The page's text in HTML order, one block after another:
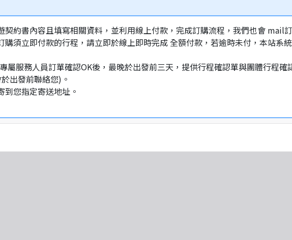
約書內容且填寫相關資料，並利用線上付款，完成訂購流程，我們也會 mail
須立即付款的行程，請立即於線上即時完成 全額付款，若逾時未付，本站系
服務人員訂單確認OK後，最晚於出發前三天，提供行程確認單與團體行程確
出發前聯絡您)。
您指定寄送地址。